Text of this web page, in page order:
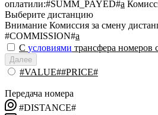
оплатили:#SUMM_PAYED#a
Выберите дистанцию
Внимание Комиссия за смену
#COMMISSION#a
С условиями трансфера номеров
Далее
#VALUE##PRICE#
Передача номера
#DISTANCE#